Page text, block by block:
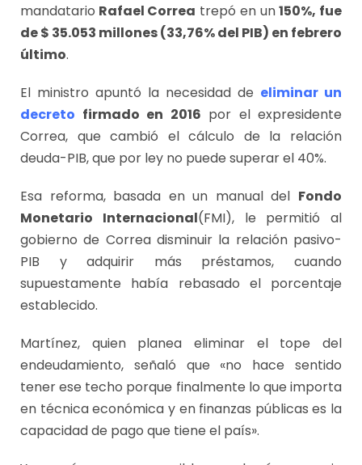
mandatario Rafael Correa trepó en un150%, fue
de $ 35.053 millones (33,76% del PIB) en febrero
último.
El ministro apuntó la necesidad de eliminar un
decreto firmado en 2016 por el expresidente
Correa, que cambió el cálculo de la relación
deuda-PIB, que por ley no puede superar el 40%.
Esa reforma, basada en un manual del Fondo
Monetario Internacional(FMI), le permitió al
gobierno de Correa disminuir la relación pasivo-
PIB y adquirir más préstamos, cuando
supuestamente había rebasado el porcentaje
establecido.
Martínez, quien planea eliminar el tope del
endeudamiento, señaló que «no hace sentido
tener ese techo porque finalmente lo que importa
en técnica económica y en finanzas públicas es la
capacidad de pago que tiene el país».